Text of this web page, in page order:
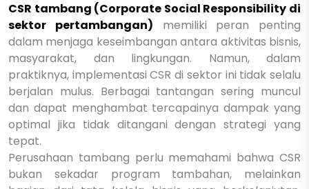
CSR tambang (Corporate Social Responsibility di
sektor pertambangan) memiliki peran penting
dalam menjaga keseimbangan antara aktivitas bisnis,
masyarakat, dan lingkungan. Namun, dalam
praktiknya, implementasi CSR di sektor ini tidak selalu
berjalan mulus. Berbagai tantangan sering muncul
dan dapat menghambat tercapainya dampak yang
optimal jika tidak ditangani dengan strategi yang
tepat.
Perusahaan tambang perlu memahami bahwa CSR
bukan sekadar program tambahan, melainkan